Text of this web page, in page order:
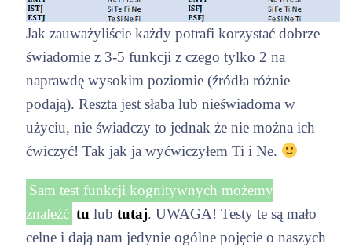
Jak zauważyliście każdy potrafi korzystać dobrze
świadomie z 3-5 funkcji z czego tylko 2 na
naprawdę wysokim poziomie (źródła różnie
podają). Reszta jest słaba lub nieświadoma w
użyciu, nie świadczy to jednak że nie można ich
ćwiczyć! Tak jak ja wyćwiczyłem Ti i Ne.
Sam test funkcji kognitywnych możemy
znaleźć tu lub tutaj. UWAGA! Testy te są mało
celne i dają nam jedynie ogólne pojęcie o naszych